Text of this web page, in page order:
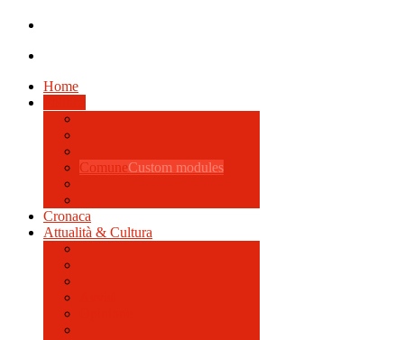
Home
ComuneCustom modules
Cronaca
Attualità & Cultura